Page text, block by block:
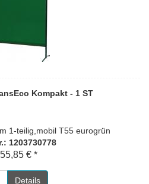
Kompakt - 1 ST
1-teilig,mobil T55 eurogrün
1203730778
€ *
Details